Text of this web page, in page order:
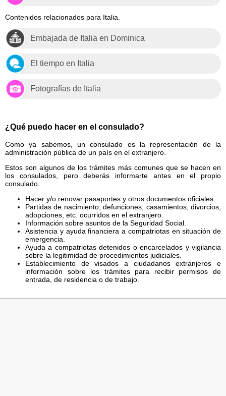
Contenidos relacionados para Italia.
Embajada de Italia en Dominica
El tiempo en Italia
Fotografías de Italia
¿Qué puedo hacer en el consulado?
Como ya sabemos, un consulado es la representación de la
administración pública de un país en el extranjero.
Estos son algunos de los trámites más comunes que se hacen en
los consulados, pero deberás informarte antes en el propio
consulado.
Hacer y/o renovar pasaportes y otros documentos oficiales.
Partidas de nacimiento, defunciones, casamientos, divorcios,
adopciones, etc. ocurridos en el extranjero.
Información sobre asuntos de la Seguridad Social.
Asistencia y ayuda financiera a compatriotas en situación de
emergencia.
Ayuda a compatriotas detenidos o encarcelados y vigilancia
sobre la legitimidad de procedimientos judiciales.
Establecimiento de visados a ciudadanos extranjeros e
información sobre los trámites para recibir permisos de
entrada, de residencia o de trabajo.